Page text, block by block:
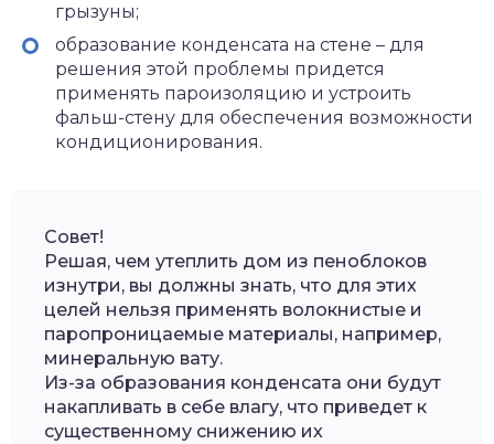
грызуны;
образование конденсата на стене – для
решения этой проблемы придется
применять пароизоляцию и устроить
фальш-стену для обеспечения возможности
кондиционирования.
Совет!
Решая, чем утеплить дом из пеноблоков
изнутри, вы должны знать, что для этих
целей нельзя применять волокнистые и
паропроницаемые материалы, например,
минеральную вату.
Из-за образования конденсата они будут
накапливать в себе влагу, что приведет к
существенному снижению их